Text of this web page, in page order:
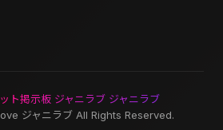
ト掲示板 ジャニラブ ジャニラブ
ジャニラブ All Rights Reserved.